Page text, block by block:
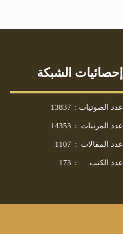
إحصائيات الشبكة
عدد الصوتيات :
13837
عدد المرئيات :
14353
عدد المقالات :
1107
عدد الكتب :
173